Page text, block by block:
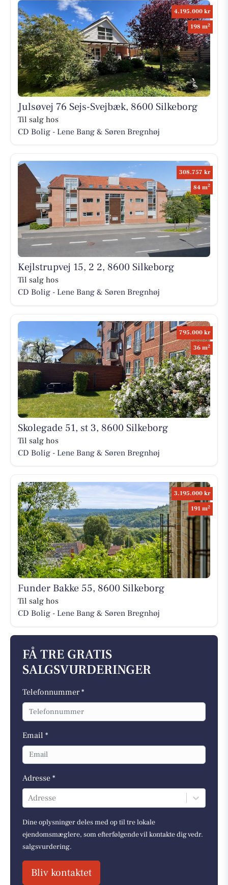
4.195.000 kr
198 m2
Julsøvej 76 Sejs-Svejbæk, 8600 Silkeborg
Til salg hos
CD Bolig - Lene Bang & Søren Bregnhøj
308.757 kr
84 m2
Kejlstrupvej 15, 2 2, 8600 Silkeborg
Til salg hos
CD Bolig - Lene Bang & Søren Bregnhøj
795.000 kr
36 m2
Skolegade 51, st 3, 8600 Silkeborg
Til salg hos
CD Bolig - Lene Bang & Søren Bregnhøj
3.195.000 kr
191 m2
Funder Bakke 55, 8600 Silkeborg
Til salg hos
CD Bolig - Lene Bang & Søren Bregnhøj
FÅ TRE GRATIS
SALGSVURDERINGER
Telefonnummer *
Email *
Adresse *
Adresse
Dine oplysninger deles med op til tre lokale
ejendomsmæglere, som efterfølgende vil kontakte dig vedr.
salgsvurdering.
Bliv kontaktet